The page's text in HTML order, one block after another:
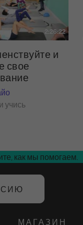
2:26:22
и
свое
учись
как мы помогаем.
МАГАЗИН